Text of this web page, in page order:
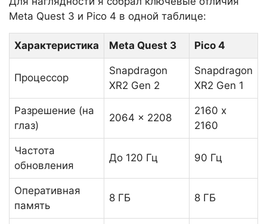
Meta Quest 3 и Pico 4 в одной таблице:
Характеристика Meta Quest 3 Pico 4
Процессор
Snapdragon
XR2 Gen 2
Snapdragon
XR2 Gen 1
Разрешение (на
глаз)
2064 x 2208
2160 x
2160
Частота
обновления
До 120 Гц 90 Гц
Оперативная
память
8 ГБ 8 ГБ